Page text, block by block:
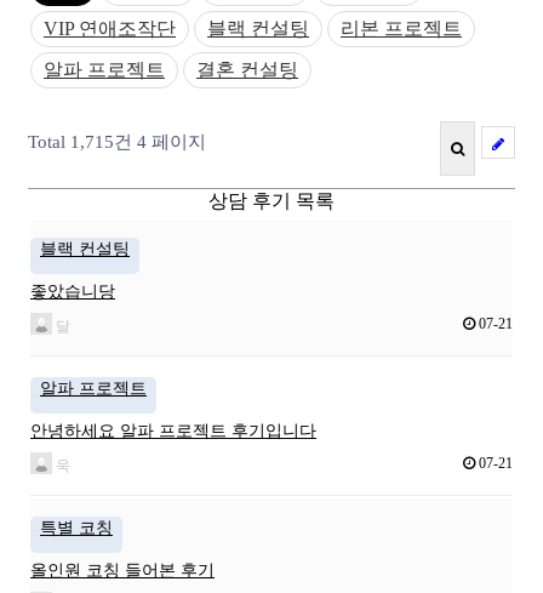
VIP 연애조작단
블랙 컨설팅
리본 프로젝트
알파 프로젝트
결혼 컨설팅
Total 1,715건 4 페이지
상담 후기 목록
블랙 컨설팅
좋았습니당
달 07-21
알파 프로젝트
안녕하세요 알파 프로젝트 후기입니다
욱 07-21
특별 코칭
올인원 코칭 들어본 후기